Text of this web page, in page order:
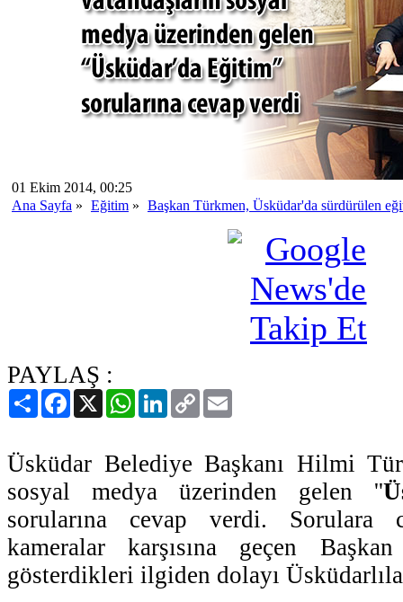
01 Ekim 2014, 00:25
Ana Sayfa » Eğitim » Başkan Türkmen, Üsküdar'da sürdürülen
PAYLAŞ :
PaylaşFacebook
X WhatsAppLinkedIn
Copy
Link
Üsküdar Belediye Başkanı Hilmi
sosyal medya üzerinden gelen ''
sorularına cevap verdi. Sorulara
kameralar karşısına geçen
gösterdikleri ilgiden dolayı